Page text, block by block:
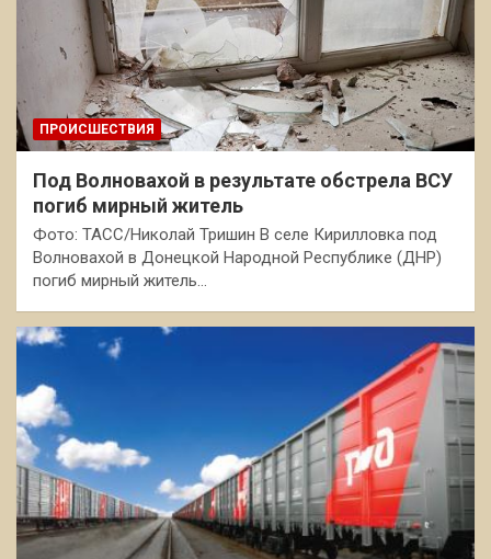
ПРОИСШЕСТВИЯ
Под Волновахой в результате обстрела ВСУ
погиб мирный житель
Фото: ТАСС/Николай Тришин В селе Кирилловка под
Волновахой в Донецкой Народной Республике (ДНР)
погиб мирный житель…